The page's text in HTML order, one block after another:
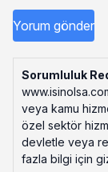
Sorumluluk
veya kamu
özel sektör
devletle veya
fazla bilgi için